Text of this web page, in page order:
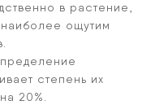
в растение,
наиболее ощутим
степень их
20%.